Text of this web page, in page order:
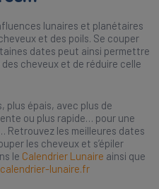
lunaires et planétaires
et des poils. Se couper
dates peut ainsi permettre
cheveux et de réduire celle
plus épais, avec plus de
ou plus rapide… pour une
Retrouvez les meilleures dates
les cheveux et s’épiler
le Calendrier Lunaire ainsi que
calendrier-lunaire.fr